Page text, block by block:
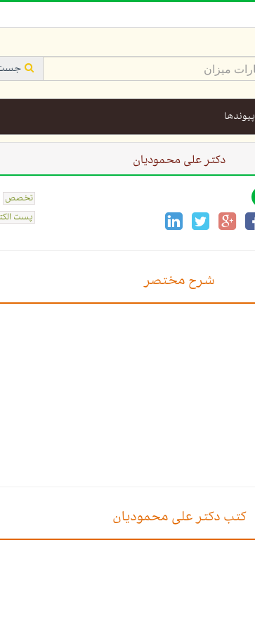
جست
پیوندها
دکتر علی محمودیان
تخصص
پست
شرح مختصر
کتب دکتر علی محمودیان